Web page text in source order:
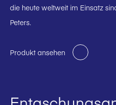
die heute weltweit im Einsatz
Peters.
Produkt ansehen